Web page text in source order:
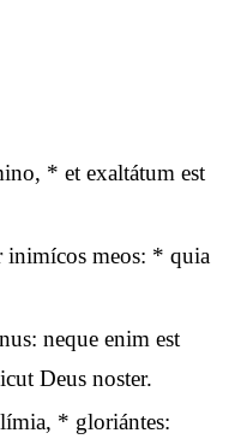
* et exaltátum est
inimícos meos: * quia
neque enim est
Deus noster.
* gloriántes: